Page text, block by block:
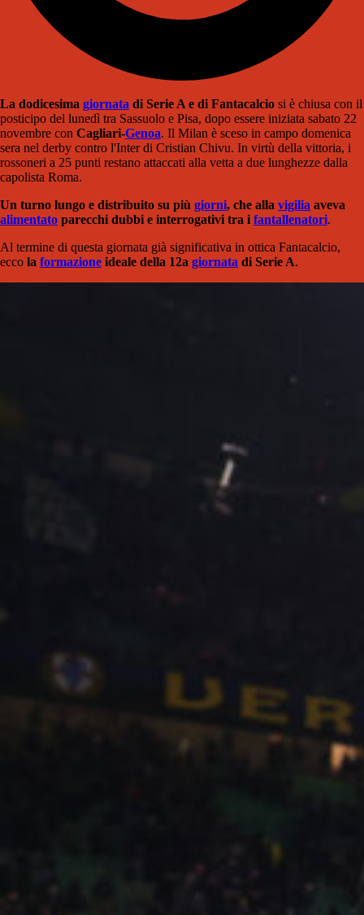
La dodicesima giornata di Serie A e di Fantacalcio si è chiusa con il
posticipo del lunedì tra Sassuolo e Pisa, dopo essere iniziata sabato 22
novembre con Cagliari-Genoa. Il Milan è sceso in campo domenica
sera nel derby contro l'Inter di Cristian Chivu. In virtù della vittoria, i
rossoneri a 25 punti restano attaccati alla vetta a due lunghezze dalla
capolista Roma.
Un turno lungo e distribuito su più giorni, che alla vigilia aveva
alimentato parecchi dubbi e interrogativi tra ifantallenatori.
Al termine di questa giornata già significativa in ottica Fantacalcio,
ecco la formazione ideale della 12a giornata di Serie A.